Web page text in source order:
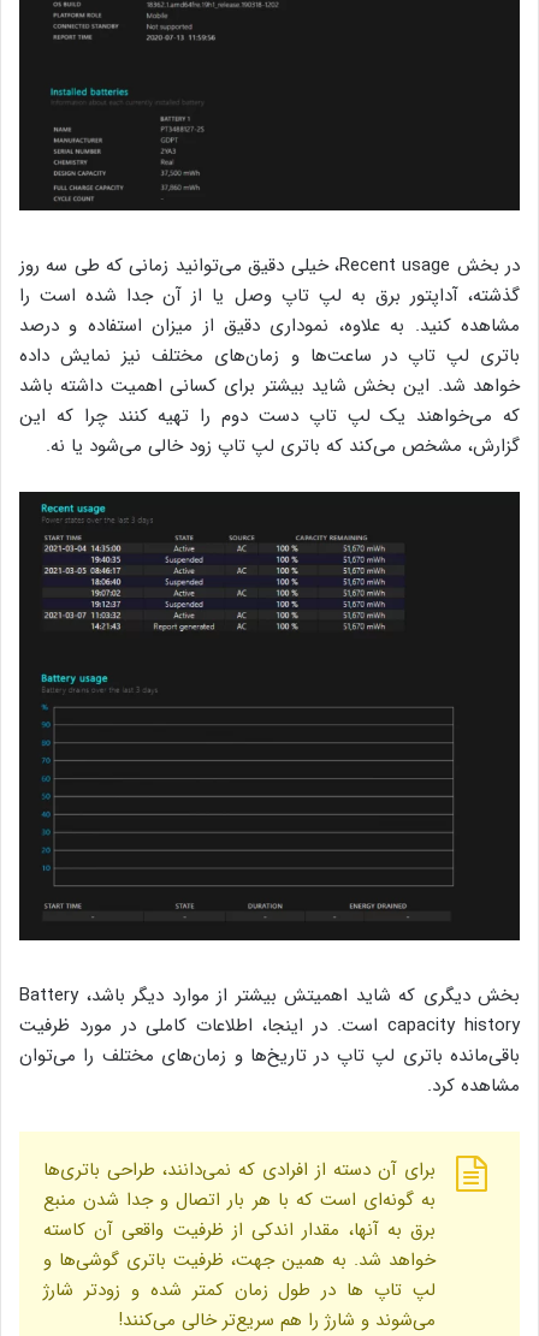
در بخش Recent usage، خیلی دقیق می‌توانید زمانی که طی سه روز
گذشته، آداپتور برق به لپ تاپ وصل یا از آن جدا شده است را
مشاهده کنید. به علاوه، نموداری دقیق از میزان استفاده و درصد
باتری لپ تاپ در ساعت‌ها و زمان‌های مختلف نیز نمایش داده
خواهد شد. این بخش شاید بیشتر برای کسانی اهمیت داشته باشد
که می‌خواهند یک لپ تاپ دست دوم را تهیه کنند چرا که این
گزارش، مشخص می‌کند که باتری لپ تاپ زود خالی می‌شود یا نه.
بخش دیگری که شاید اهمیتش بیشتر از موارد دیگر باشد، Battery
capacity history است. در اینجا، اطلاعات کاملی در مورد ظرفیت
باقی‌مانده باتری لپ تاپ در تاریخ‌ها و زمان‌های مختلف را می‌توان
مشاهده کرد.
برای آن دسته از افرادی که نمی‌دانند، طراحی باتری‌ها
به گونه‌ای است که با هر بار اتصال و جدا شدن منبع
برق به آنها، مقدار اندکی از ظرفیت واقعی آن کاسته
خواهد شد. به همین جهت، ظرفیت باتری گوشی‌ها و
لپ تاپ ها در طول زمان کمتر شده و زودتر شارژ
می‌شوند و شارژ را هم سریع‌تر خالی می‌کنند!